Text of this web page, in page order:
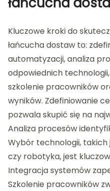
Kluczowe kroki do
łańcucha dostaw to:
automatyzacji, analiza
odpowiednich
szkolenie pracowników
wyników. Zdefiniowanie
pozwala skupić się na
Analiza procesów
Wybór technologii,
czy robotyka, jest
Integracja systemów
Szkolenie pracowników